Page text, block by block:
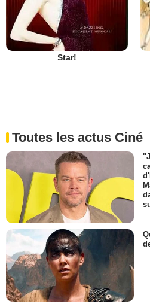
Star!
Toutes les actus Ciné